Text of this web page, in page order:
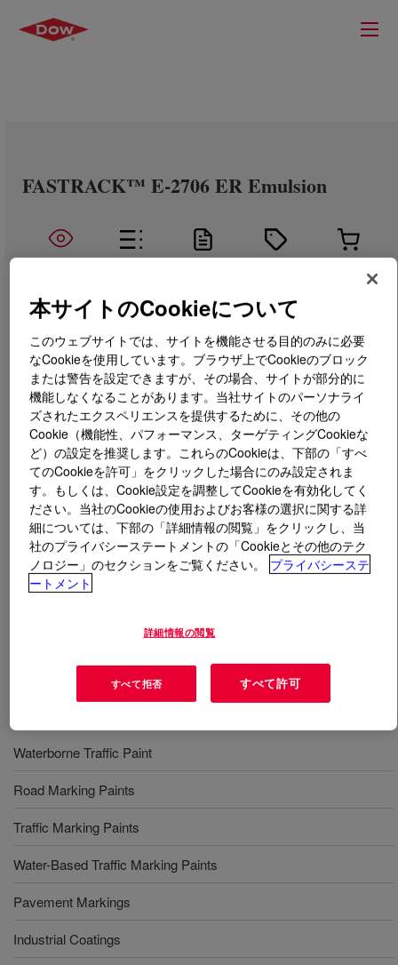
FASTRACK™ E-2706 ER Emulsion
とはFASTRACK™ E-2706 ER Emulsion?
Easy to formulate, quick-dry polymer enabling water-
based road marking formulations with fast drying
performance and good glass bead retention. Due to this
unique technology, it allows the following for water-based
road marking formulations compared to solvent-based: •
Improved road safety due to long term resistance to
glass bead retention), • Lower application and life cycle
Waterborne Traffic Paint
Road Marking Paints
Traffic Marking Paints
Water-Based Traffic Marking Paints
Pavement Markings
Industrial Coatings
本サイトのCookieについて
このウェブサイトでは、サイトを機能させる目的のみに必要
なCookieを使用しています。ブラウザ上でCookieのブロック
または警告を設定できますが、その場合、サイトが部分的に
機能しなくなることがあります。当社サイトのパーソナライ
ズされたエクスペリエンスを提供するために、その他の
Cookie（機能性、パフォーマンス、ターゲティングCookieな
ど）の設定を推奨します。これらのCookieは、下部の「すべ
てのCookieを許可」をクリックした場合にのみ設定されま
す。もしくは、Cookie設定を調整してCookieを有効化してく
ださい。当社のCookieの使用およびお客様の選択に関する詳
細については、下部の「詳細情報の閲覧」をクリックし、当
社のプライバシーステートメントの「Cookieとその他のテク
ノロジー」のセクションをご覧ください。
プライバシーステ
ートメント
詳細情報の閲覧
すべて拒否 すべて許可